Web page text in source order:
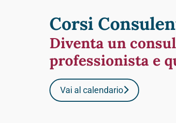
Corsi
Diventa un
professionista e
Vai al calendario